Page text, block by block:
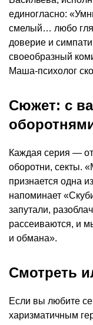
единогласно:
смелый… любо
доверие и
своеобразный
Маша-психолог
Сюжет: с
Каждая серия —
оборотни, секты.
признается одна
напоминает
запутали,
рассеиваются, и
и обмана».
Смотреть
Если вы любите
харизматичным